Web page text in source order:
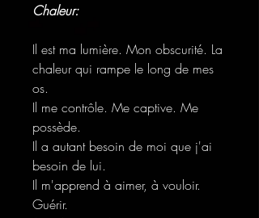
Chaleur:
Il est ma lumière. Mon obscurité. La
chaleur qui rampe le long de mes
os.
Il me contrôle. Me captive. Me
possède.
Il a autant besoin de moi que j'ai
besoin de lui.
Il m'apprend à aimer, à vouloir.
Guérir.